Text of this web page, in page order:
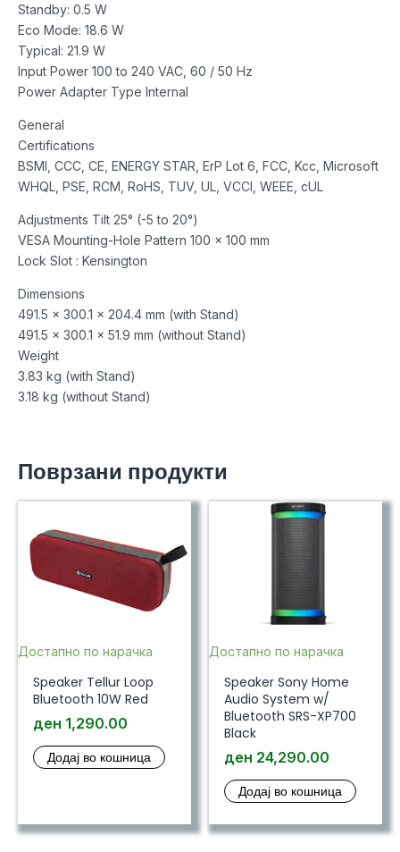
Standby: 0.5 W
Eco Mode: 18.6 W
Typical: 21.9 W
Input Power 100 to 240 VAC, 60 / 50 Hz
Power Adapter Type Internal
General
Certifications
BSMI, CCC, CE, ENERGY STAR, ErP Lot 6, FCC, Kcc, Microsoft
WHQL, PSE, RCM, RoHS, TUV, UL, VCCI, WEEE, cUL
Adjustments Tilt 25° (-5 to 20°)
VESA Mounting-Hole Pattern 100 x 100 mm
Lock Slot : Kensington
Dimensions
491.5 x 300.1 x 204.4 mm (with Stand)
491.5 x 300.1 x 51.9 mm (without Stand)
Weight
3.83 kg (with Stand)
3.18 kg (without Stand)
Поврзани продукти
Достапно по нарачка
Speaker Tellur Loop
Bluetooth 10W Red
ден 1,290.00
Додај во кошница
Достапно по нарачка
Speaker Sony Home
Audio System w/
Bluetooth SRS-XP700
Black
ден 24,290.00
Додај во кошница